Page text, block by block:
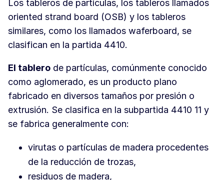
Los tableros de partículas, los tableros llamados
oriented strand board (OSB) y los tableros
similares, como los llamados waferboard, se
clasifican en la partida 4410.
El tablero de partículas, comúnmente conocido
como aglomerado, es un producto plano
fabricado en diversos tamaños por presión o
extrusión. Se clasifica en la subpartida 4410 11 y
se fabrica generalmente con:
virutas o partículas de madera procedentes
de la reducción de trozas,
residuos de madera,